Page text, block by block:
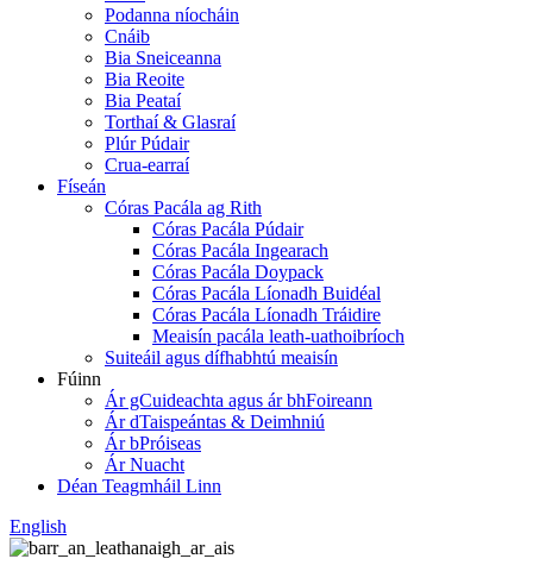
Podanna níocháin
Cnáib
Bia Sneiceanna
Bia Reoite
Bia Peataí
Torthaí & Glasraí
Plúr Púdair
Crua-earraí
Físeán
Córas Pacála ag Rith
Córas Pacála Púdair
Córas Pacála Ingearach
Córas Pacála Doypack
Córas Pacála Líonadh Buidéal
Córas Pacála Líonadh Tráidire
Meaisín pacála leath-uathoibríoch
Suiteáil agus dífhabhtú meaisín
Fúinn
Ár gCuideachta agus ár bhFoireann
Ár dTaispeántas & Deimhniú
Ár bPróiseas
Ár Nuacht
Déan Teagmháil Linn
English